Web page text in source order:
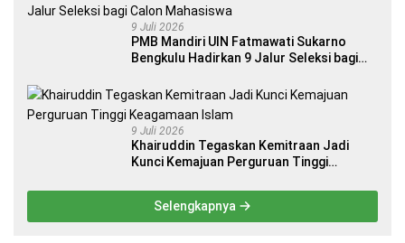
9 Juli 2026
PMB Mandiri UIN Fatmawati Sukarno
Bengkulu Hadirkan 9 Jalur Seleksi bagi
9 Juli 2026
Khairuddin Tegaskan Kemitraan Jadi
Kunci Kemajuan Perguruan Tinggi
Selengkapnya